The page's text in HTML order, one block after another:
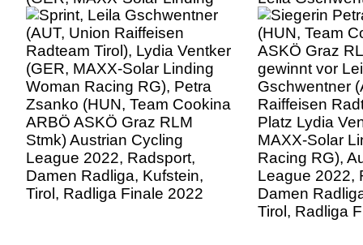
Woman Racing RG), Petra
Zsanko (HUN, Team Cookina
ARBÖ ASKÖ Graz RLM
Stmk) Austrian Cycling
League 2022, Radsport,
Damen Radliga, Kufstein,
Tirol, Radliga Finale 2022
Union
Tirol), 3. Platz
(GER, MAXX-
Woman
Cycling
Radsport,
Kufstein, Tirol,
2022